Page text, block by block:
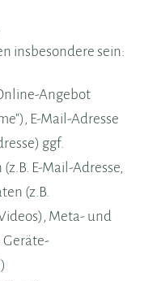
insbesondere sein:
Angebot
E-Mail-Adresse
ggf.
E-Mail-Adresse,
(z.B.
Meta- und
Geräte-